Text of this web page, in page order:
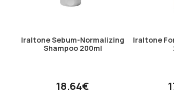
Iraltone Sebum-Normalizing
Shampoo 200ml
18.64€
Iraltone